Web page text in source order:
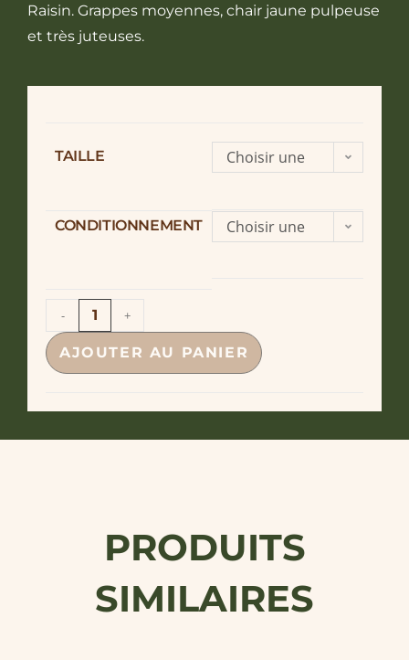
Raisin. Grappes moyennes, chair jaune pulpeuse
et très juteuses.
TAILLE
Choisir une
CONDITIONNEMENT
Choisir une
- +
AJOUTER AU PANIER
PRODUITS
SIMILAIRES